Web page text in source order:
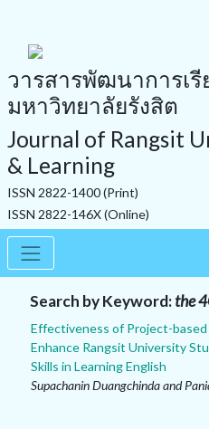
วารสารพัฒนาการเ
มหาวิทยาลัยรังสิต
Journal of Rangsit
& Learning
ISSN 2822-1400 (Print)
ISSN 2822-146X (Online)
Search by Keyword:the
Effectiveness of Project-
Enhance Rangsit University
Skills in Learning English
Supachanin Duangchinda and